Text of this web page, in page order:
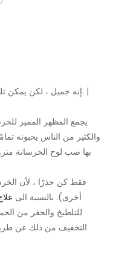
إنه جميل ، لكن يمكن
يجمع المظهر المميز
والكثير من الناس يحبونه
بها صب لوح الخرسانة
فقط كن حذرًا ، لأن
أخرى). بالنسبة الى
للتلطيخ والحفر من
التخفيف من ذلك عن